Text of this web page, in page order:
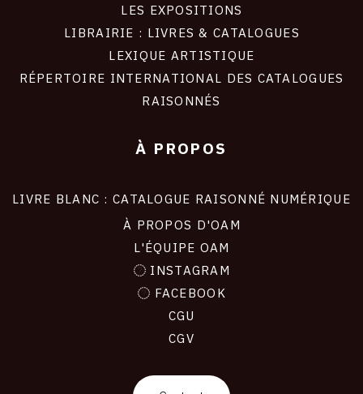
LES EXPOSITIONS
LIBRAIRIE : LIVRES & CATALOGUES
LEXIQUE ARTISTIQUE
RÉPERTOIRE INTERNATIONAL DES CATALOGUES
RAISONNÉS
À PROPOS
LIVRE BLANC : CATALOGUE RAISONNÉ NUMÉRIQUE
À PROPOS D'OAM
L'ÉQUIPE OAM
INSTAGRAM
FACEBOOK
CGU
CGV